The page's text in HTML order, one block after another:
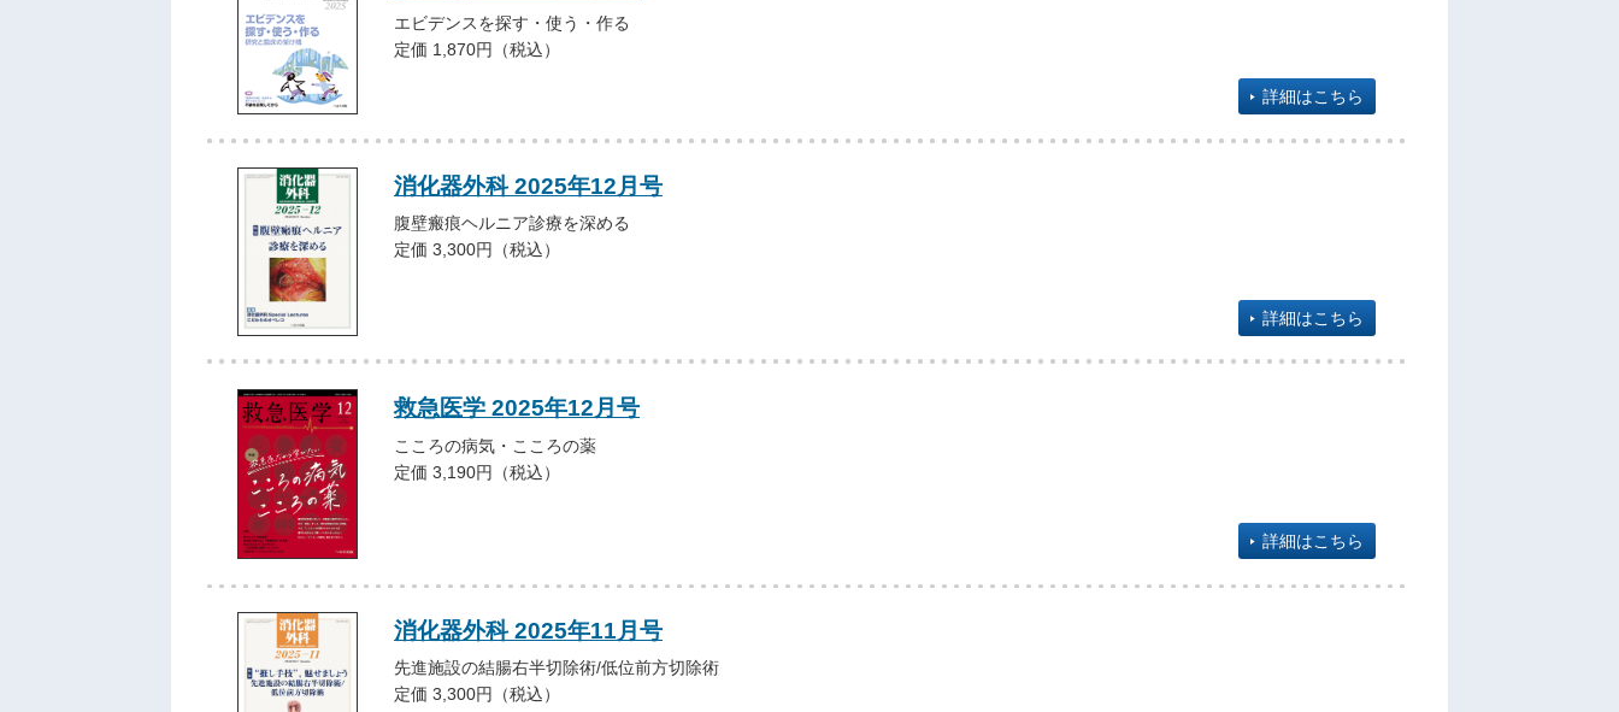
エビデンスを探す・使う・作る
定価 1,870円（税込）
詳細はこちら
消化器外科 2025年12月号
腹壁瘢痕ヘルニア診療を深める
定価 3,300円（税込）
詳細はこちら
救急医学 2025年12月号
こころの病気・こころの薬
定価 3,190円（税込）
詳細はこちら
消化器外科 2025年11月号
先進施設の結腸右半切除術/低位前方切除術
定価 3,300円（税込）